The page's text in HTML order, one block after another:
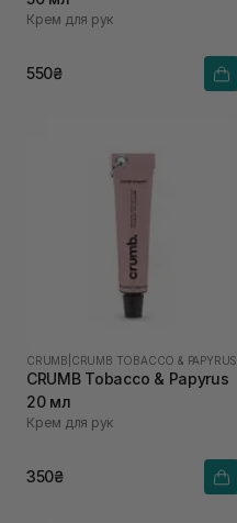
Крем для рук
550₴
CRUMB CRUMB TOBACCO & PAPYRUS
CRUMB Tobacco & Papyrus
20 мл
Крем для рук
350₴